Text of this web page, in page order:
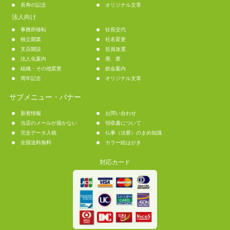
長寿の記念 オリジナル文章
法人向け
事務所移転
社長交代
独立開業
社名変更
支店開設
役員改選
法人化案内
廃 業
組織・その他変更
総会案内
周年記念
オリジナル文章
サブメニュー・バナー
新着情報
お問い合わせ
当店のメールが届かない
領収書について
完全データ入稿
仏事（法要）のまめ知識
全国送料無料
カラー絵はがき
対応カード